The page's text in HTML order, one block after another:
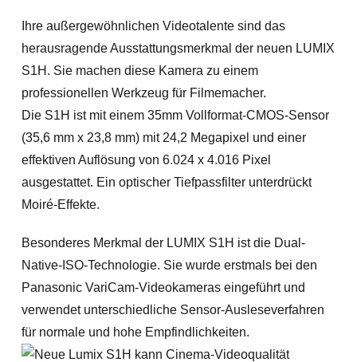
Ihre außergewöhnlichen Videotalente sind das
herausragende Ausstattungsmerkmal der neuen LUMIX
S1H. Sie machen diese Kamera zu einem
professionellen Werkzeug für Filmemacher.
Die S1H ist mit einem 35mm Vollformat-CMOS-Sensor
(35,6 mm x 23,8 mm) mit 24,2 Megapixel und einer
effektiven Auflösung von 6.024 x 4.016 Pixel
ausgestattet. Ein optischer Tiefpassfilter unterdrückt
Moiré-Effekte.
Besonderes Merkmal der LUMIX S1H ist die Dual-
Native-ISO-Technologie. Sie wurde erstmals bei den
Panasonic VariCam-Videokameras eingeführt und
verwendet unterschiedliche Sensor-Ausleseverfahren
für normale und hohe Empfindlichkeiten.